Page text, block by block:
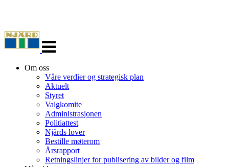
navigasjon
Om oss
Våre verdier og strategisk plan
Aktuelt
Styret
Valgkomite
Administrasjonen
Politiattest
Njårds lover
Bestille møterom
Årsrapport
Retningslinjer for publisering av bilder og film